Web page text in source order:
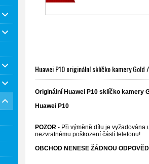
Huawei P10 originální sklíčko kamery
Originální Huawei P10 sklíčko kamery
Huawei P10
POZOR - Při výměně dílu je vyžadována
nezvratnému poškození částí telefonu!
OBCHOD NENESE ŽÁDNOU